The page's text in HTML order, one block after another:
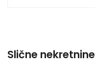
Slične nekretnine